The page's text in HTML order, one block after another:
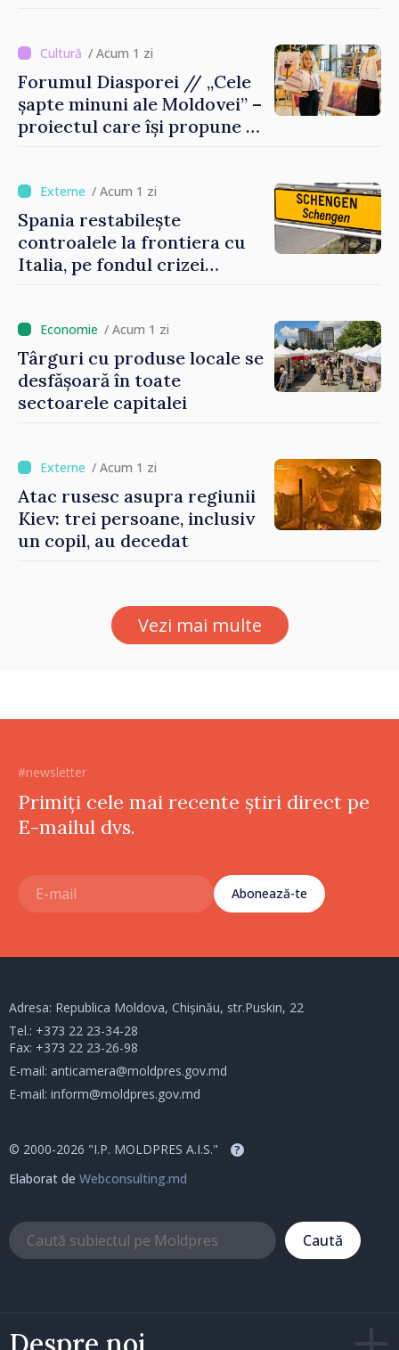
/ Acum 1 zi
Forumul Diasporei // „Cele
șapte minuni ale Moldovei” –
proiectul care își propune să
/ Acum 1 zi
Spania restabilește
controalele la frontiera cu
Italia, pe fondul crizei
/ Acum 1 zi
Târguri cu produse locale se
desfășoară în toate
sectoarele capitalei
/ Acum 1 zi
Atac rusesc asupra regiunii
Kiev: trei persoane, inclusiv
un copil, au decedat
Vezi mai multe
#newsletter
Primiți cele mai recente știri direct pe
E-mailul dvs.
Abonează-te
Adresa: Republica Moldova, Chișinău, str.Puskin, 22
Tel.: +373 22 23-34-28
Fax: +373 22 23-26-98
E-mail: anticamera@moldpres.gov.md
E-mail: inform@moldpres.gov.md
© 2000-2026 "I.P. MOLDPRES A.I.S." ?
Elaborat de Webconsulting.md
Caută